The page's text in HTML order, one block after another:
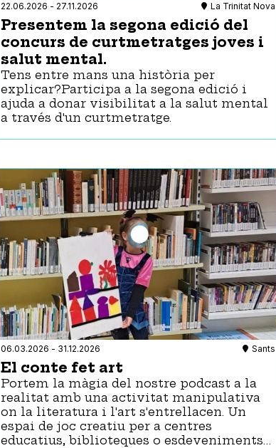
22.06.2026 - 27.11.2026 La Trinitat Nova
Presentem la segona edició del
concurs de curtmetratges joves i
salut mental.
Tens entre mans una història per
explicar?Participa a la segona edició i
ajuda a donar visibilitat a la salut mental
a través d'un curtmetratge.
06.03.2026 - 31.12.2026 Sants
El conte fet art
Portem la màgia del nostre podcast a la
realitat amb una activitat manipulativa
on la literatura i l'art s'entrellacen. Un
espai de joc creatiu per a centres
educatius, biblioteques o esdeveniments…